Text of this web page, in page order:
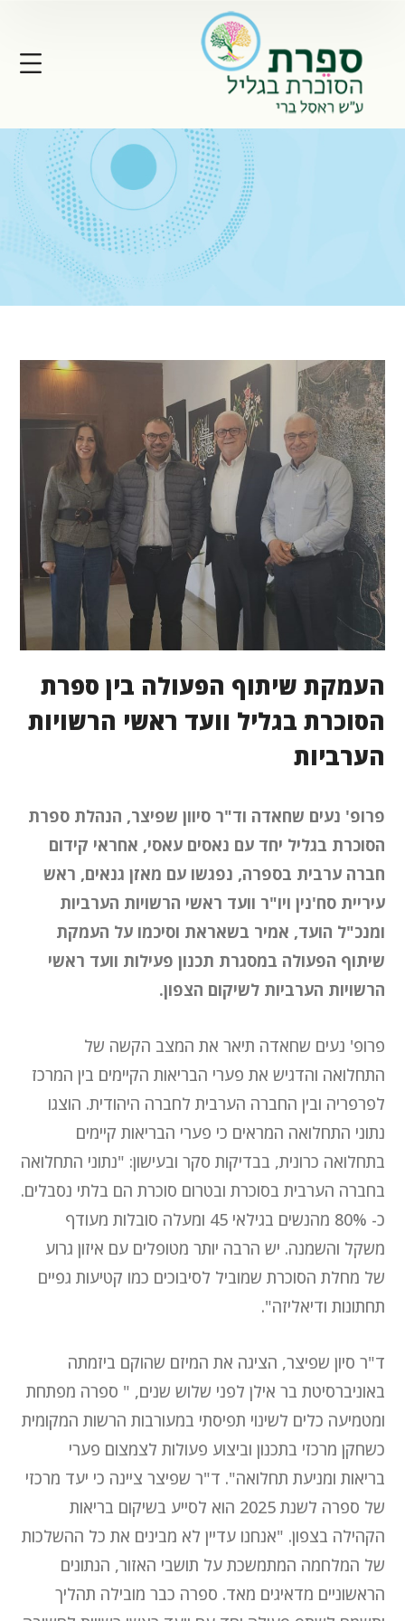
העמקת שיתוף הפעולה בין ספרת
הסוכרת בגליל וועד ראשי הרשויות
הערביות
פרופ' נעים שחאדה וד"ר סיוון שפיצר, הנהלת ספרת
הסוכרת בגליל יחד עם נאסים עאסי, אחראי קידום
חברה ערבית בספרה, נפגשו עם מאזן גנאים, ראש
עיריית סח'נין ויו"ר וועד ראשי הרשויות הערביות
ומנכ"ל הועד, אמיר בשאראת וסיכמו על העמקת
שיתוף הפעולה במסגרת תכנון פעילות וועד ראשי
הרשויות הערביות לשיקום הצפון.
פרופ' נעים שחאדה תיאר את המצב הקשה של
התחלואה והדגיש את פערי הבריאות הקיימים בין המרכז
לפרפריה ובין החברה הערבית לחברה היהודית. הוצגו
נתוני התחלואה המראים כי פערי הבריאות קיימים
בתחלואה כרונית, בבדיקות סקר ובעישון: "נתוני התחלואה
בחברה הערבית בסוכרת ובטרום סוכרת הם בלתי נסבלים.
כ- 80% מהנשים בגילאי 45 ומעלה סובלות מעודף
משקל והשמנה. יש הרבה יותר מטופלים עם איזון גרוע
של מחלת הסוכרת שמוביל לסיבוכים כמו קטיעות גפיים
תחתונות ודיאליזה".
ד"ר סיון שפיצר, הציגה את המיזם שהוקם ביזמתה
באוניברסיטת בר אילן לפני שלוש שנים, " ספרה מפתחת
ומטמיעה כלים לשינוי תפיסתי במעורבות הרשות המקומית
כשחקן מרכזי בתכנון וביצוע פעולות לצמצום פערי
בריאות ומניעת תחלואה". ד"ר שפיצר ציינה כי יעד מרכזי
של ספרה לשנת 2025 הוא לסייע בשיקום בריאות
הקהילה בצפון. "אנחנו עדיין לא מבינים את כל ההשלכות
של המלחמה המתמשכת על תושבי האזור, הנתונים
הראשוניים מדאיגים מאד. ספרה כבר מובילה תהליך